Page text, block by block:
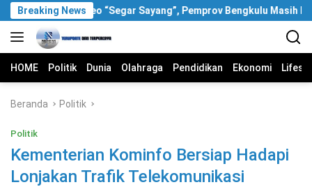
Langsung
ke
konten
Breaking News
Soal Video “Segar Sayang”, Pemprov Bengkulu Masih
HOME Politik Dunia Olahraga Pendidikan Ekonomi
Beranda Politik
Politik
Kementerian Kominfo Bersiap Hadapi
Lonjakan Trafik Telekomunikasi